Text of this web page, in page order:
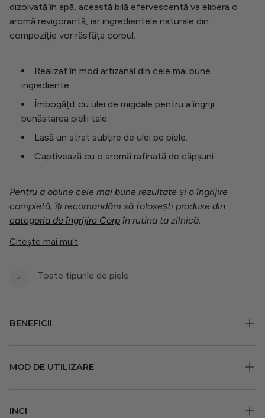
dizolvată în apă, această bilă efervescentă va elibera o
aromă revigorantă, iar ingredientele naturale din
compoziție vor răsfăța corpul.
Realizat în mod artizanal din cele mai bune
ingrediente.
Îmbogățit cu ulei de migdale pentru a îngriji
bunăstarea pielii tale.
Lasă un strat subțire de ulei pe piele.
Captivează cu o aromă rafinată de căpșuni.
Pentru a obține cele mai bune rezultate și o îngrijire
completă, îți recomandăm să folosești produse din
categoria de îngrijire Corp în rutina ta zilnică.
Citește mai mult
Toate tipurile de piele
BENEFICII
Oferă o experiență de relaxare profundă,
trandafir care induce o stare de calm și bine.
MOD DE UTILIZARE
Umple cada cu apă caldă, plasează bila de baie în apă și
INCI